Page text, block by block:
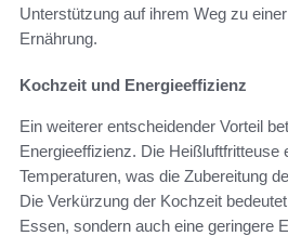
Unterstützung auf ihrem Weg zu
Ernährung.
Kochzeit und Energieeffizienz
Ein weiterer entscheidender Vorteil
Energieeffizienz. Die Heißluftfritteuse
Temperaturen, was die Zubereitung
Die Verkürzung der Kochzeit
Essen, sondern auch eine geringere